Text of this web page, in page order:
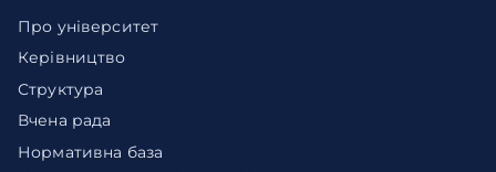
Про університет
Керівництво
Структура
Вчена рада
Нормативна база